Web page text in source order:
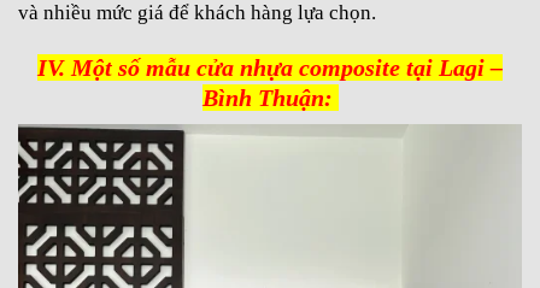
và nhiều mức giá để khách hàng lựa chọn.
IV. Một số mẫu cửa nhựa composite tại Lagi –
Bình Thuận: